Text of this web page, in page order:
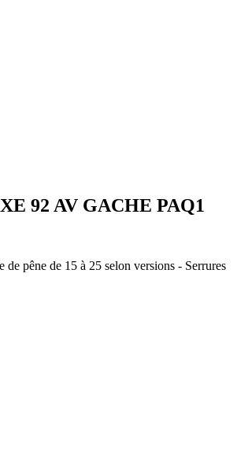
92 AV GACHE PAQ1
pêne de 15 à 25 selon versions - Serrures